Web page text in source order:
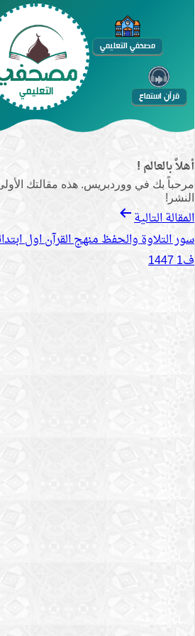
المحتوىمصحفي التعليمي
قرآن استماع التعليمي
أهلاً بالعالم !
مرحباً بك في ووردبريس. هذه مقالتك الأولى.
النشر!
تصفّح
المقالات
المقالة التالية
سور التلاوة والحفظ منهج القرآن اول
ف1 1447